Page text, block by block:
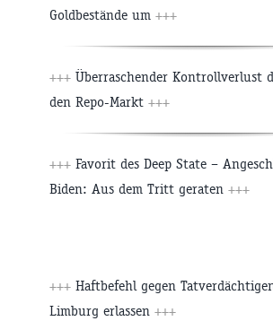
Goldbestände um +++
+++ Überraschender Kontrollverlust
den Repo-Markt +++
+++ Favorit des Deep State –
Biden: Aus dem Tritt geraten +++
+++ Haftbefehl gegen
Limburg erlassen +++